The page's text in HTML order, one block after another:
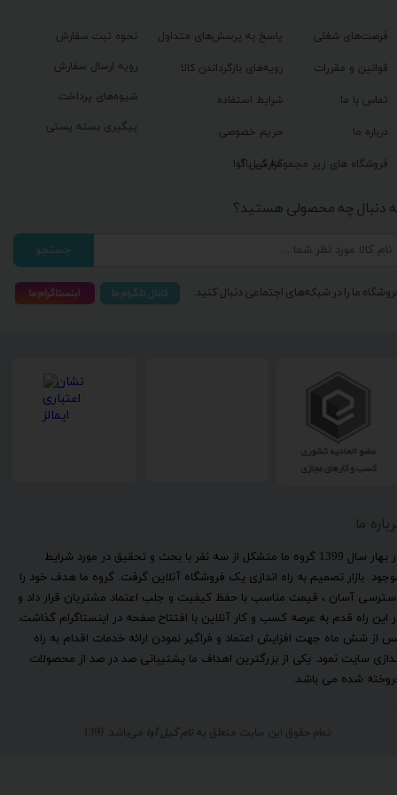
ما
​در بهار سال 1399 گروه ما متشکل از سه نفر با بحث و تحقیق در مورد شرایط
بازار تصمیم به راه اندازی یک فروشگاه آنلاین گرفت. گروه ما هدف خود را
آسان ، قیمت مناسب با حفظ کیفیت و جلب اعتماد مشتریان قرار داد و
این راه قدم به عرصه کسب و کار آنلاین با افتتاح صفحه در اینستاگرام گذاشت.
از شش ماه جهت افزایش اعتماد و فراگیر نمودن ارائه خدمات اقدام به راه
سایت نمود. یکی از بزرگترین اهداف ما پشتیبانی صد در صد از محصولات
شده می باشد.
تمام حقوق این سایت متعلق به نام گیل آوا می‌باشد. 1399
نحوه ثبت سفارش
رویه ارسال سفارش
شیوه‌های پرداخت
پیگیری بسته پستی
پاسخ به پرسش‌های متداول
رویه‌های بازگرداندن کالا
شرایط استفاده
حریم خصوصی
گزارش باگ
فرصت‌های شغلی
قوانین و مقررات
تماس با ما
درباره ما
فروشگاه های زیر مجموعه گیل آوا
دنبال چه محصولی هستید؟
جستجو
ما را در شبکه‌های اجتماعی دنبال کنید: